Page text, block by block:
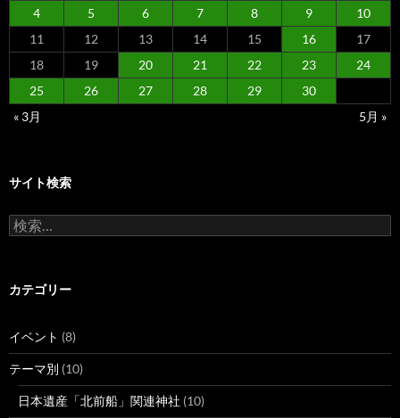
4
5 6 7 8 9
10
11
12 13 14 15 16
17
18
19 20 21 22 23
24
25
26 27 28 29
30
« 3月
5月 »
サイト検索
検
索:
カテゴリー
イベント (8)
テーマ別 (10)
日本遺産「北前船」関連神社 (10)